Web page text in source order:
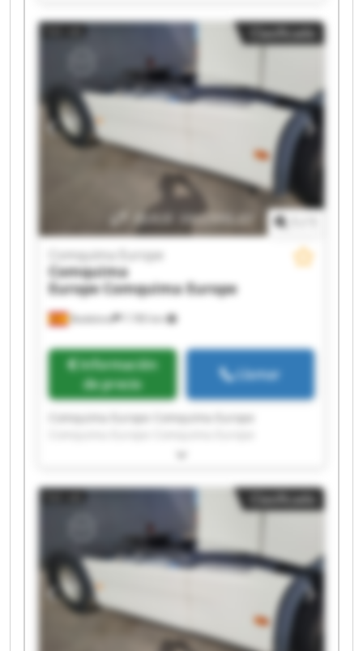
Comquima Europe Comquima Europe
Comquima Europe Comquima Europe
Comquima Europe Comquima Europe
Comquima Europe Comquima Europe
Comquima Europe Comquima Europe
Comquima Europe Comquima Europe
Clasificado
Badalona 7.785 km
Comquima Europe
Comquima
EuropeComquima Europe
Información
de precio
Llamar
Comquima Europe Comquima Europe
Comquima Europe Comquima Europe
Comquima Europe Comquima Europe
Comquima Europe Comquima Europe
Comquima Europe Comquima Europe
Comquima Europe Comquima Europe
Comquima Europe Comquima Europe
Comquima Europe Comquima Europe
Clasificado